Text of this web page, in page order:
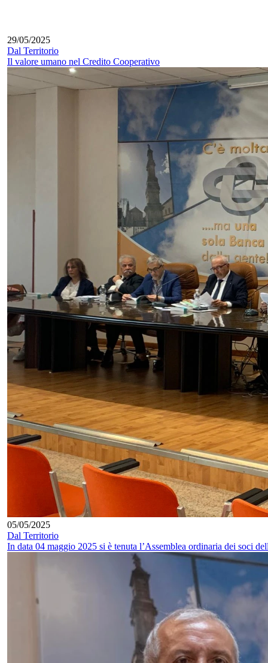
29/05/2025
Dal Territorio
Il valore umano nel Credito Cooperativo
05/05/2025
Dal Territorio
In data 04 maggio 2025 si è tenuta l’Assemblea ordinaria dei soci